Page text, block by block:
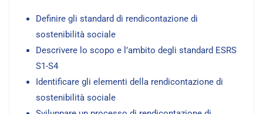
Definire gli standard di rendicontazione di
sostenibilità sociale
Descrivere lo scopo e l’ambito degli standard ESRS
S1-S4
Identificare gli elementi della rendicontazione di
sostenibilità sociale